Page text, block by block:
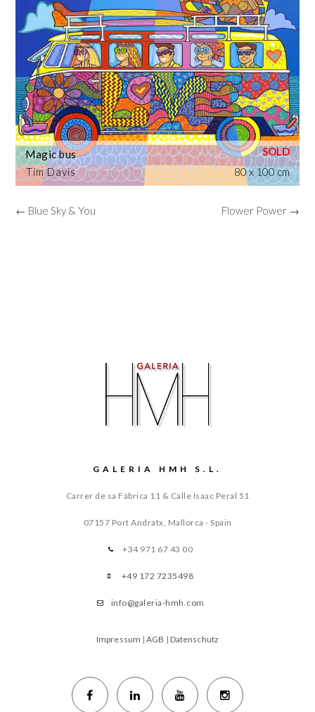
Tim Davis
Magic bus
80 x 100 cm
← Blue Sky & You Flower Power →
GALERIA HMH S.L.
Carrer de sa Fábrica 11 & Calle Isaac Peral 51
07157 Port Andratx, Mallorca - Spain
+34 971 67 43 00
+49 172 7235498
info@galeria-hmh.com
Impressum |AGB | Datenschutz